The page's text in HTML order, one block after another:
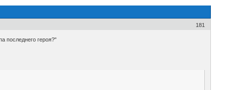
181
последнего героя?"